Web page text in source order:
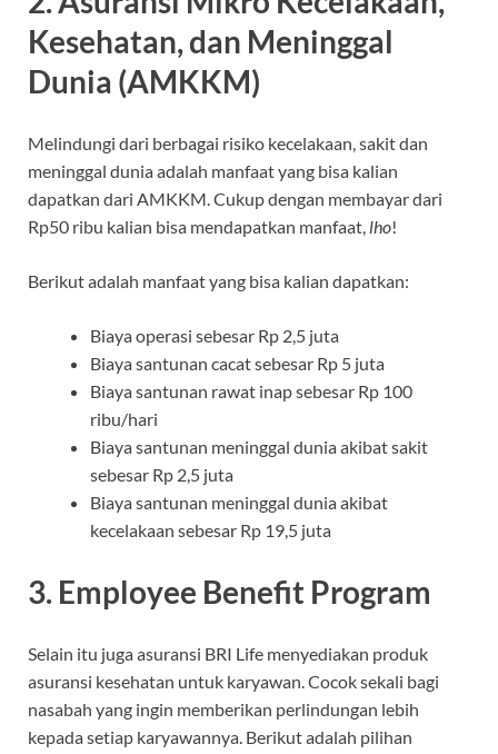
Kesehatan, dan Meninggal
Dunia (AMKKM)
Melindungi dari berbagai risiko kecelakaan, sakit dan
meninggal dunia adalah manfaat yang bisa kalian
dapatkan dari AMKKM. Cukup dengan membayar dari
Rp50 ribu kalian bisa mendapatkan manfaat, lho!
Berikut adalah manfaat yang bisa kalian dapatkan:
Biaya operasi sebesar Rp 2,5 juta
Biaya santunan cacat sebesar Rp 5 juta
Biaya santunan rawat inap sebesar Rp 100
ribu/hari
Biaya santunan meninggal dunia akibat sakit
sebesar Rp 2,5 juta
Biaya santunan meninggal dunia akibat
kecelakaan sebesar Rp 19,5 juta
3. Employee Benefit Program
Selain itu juga asuransi BRI Life menyediakan produk
asuransi kesehatan untuk karyawan. Cocok sekali bagi
nasabah yang ingin memberikan perlindungan lebih
kepada setiap karyawannya. Berikut adalah pilihan